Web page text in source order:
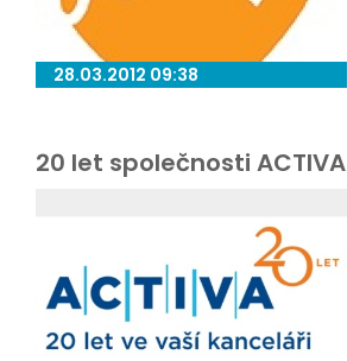
28.03.2012 09:38
20 let společnosti ACTIVA